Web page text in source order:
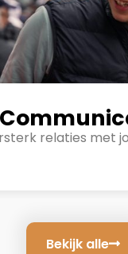
relaties met
Bekijk alle